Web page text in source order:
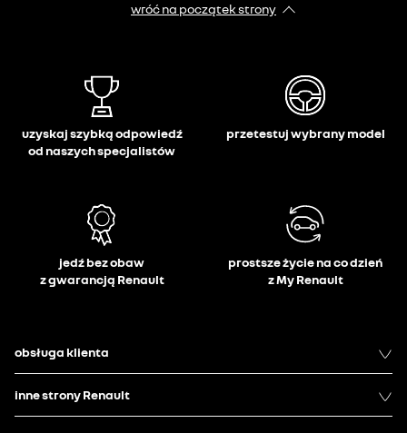
wróć na początek strony
uzyskaj szybką odpowiedź
od naszych specjalistów
przetestuj wybrany model
jedź bez obaw
z gwarancją Renault
prostsze życie na co dzień
z My Renault
obsługa klienta
inne strony Renault